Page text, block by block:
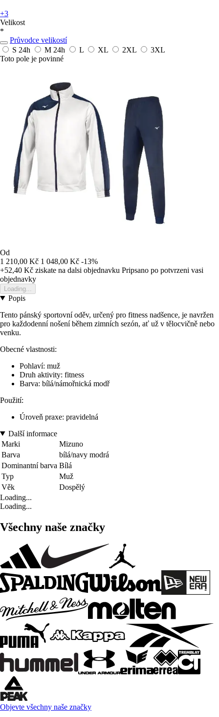
+3
Velikost
*
Průvodce velikostí
S 24h M 24h L XL 2XL
3XL
Toto pole je povinné
Od
1 210,00 Kč 1 048,00 Kč -13%
+52,40 Kč ziskate na dalsi objednavku Pripsano po potvrzeni vasi
objednavky
Loading...
Popis
Tento pánský sportovní oděv, určený pro fitness nadšence, je navržen
pro každodenní nošení během zimních sezón, ať už v tělocvičně nebo
venku.
Obecné vlastnosti:
Pohlaví: muž
Druh aktivity: fitness
Barva: bílá/námořnická modř
Použití:
Úroveň praxe: pravidelná
Další informace
Marki
Mizuno
Barva
bílá/navy modrá
Dominantní barva Bílá
Typ
Muž
Věk
Dospělý
Loading...
Loading...
Všechny naše značky
Objevte všechny naše značky